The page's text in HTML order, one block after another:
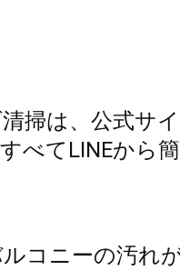
掃は、公式サ
べてLINEから
コニーの汚れ